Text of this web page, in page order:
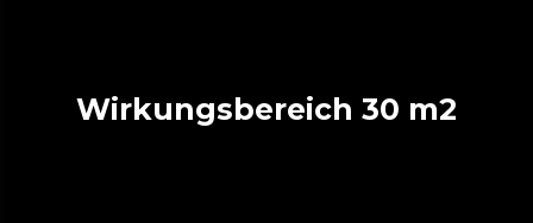
Wirkungsbereich 30 m2